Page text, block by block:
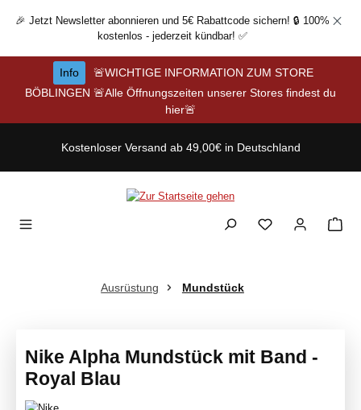
Zum Hauptinhalt springen
🎉 Jetzt Newsletter abonnieren und 5€ Rabattcode sichern! 🔒 100%
kostenlos - jederzeit kündbar! ✅
Info
🚨WICHTIGE INFORMATION ZUM STORE
BÖBLINGEN 🚨Alle Öffnungszeiten unserer Stores findest du
hier🚨
Kostenloser Versand ab 49,00€ in Deutschland
Ausrüstung Mundstück
Nike Alpha Mundstück mit Band -
Royal Blau